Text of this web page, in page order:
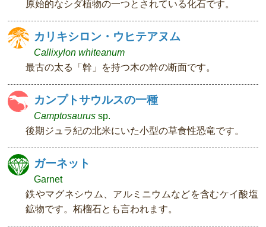
原始的なシダ植物の一つとされている化石です。
カリキシロン・ウヒテアヌム
Callixylon whiteanum
最古の太る「幹」を持つ木の幹の断面です。
カンプトサウルスの一種
Camptosaurus sp.
後期ジュラ紀の北米にいた小型の草食性恐竜です。
ガーネット
Garnet
鉄やマグネシウム、アルミニウムなどを含むケイ酸塩
鉱物です。柘榴石とも言われます。